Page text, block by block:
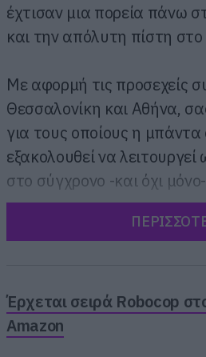
έχτισαν μια πορεία πάνω
και την απόλυτη πίστη
Με αφορμή τις προσεχείς
Θεσσαλονίκη και Αθήνα,
για τους οποίους η
εξακολουθεί να
στο σύγχρονο -και όχι
Έρχεται σειρά Robocop
Amazon